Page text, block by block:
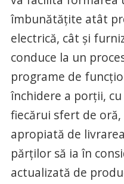
îmbunătățite atât
electrică, cât și
conduce la un
programe de
închidere a porții,
fiecărui sfert de
apropiată de
părților să ia în
actualizată de